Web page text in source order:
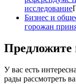
исследование
Бизнес и
горожан
Предложите
У вас есть
рады рассмотреть